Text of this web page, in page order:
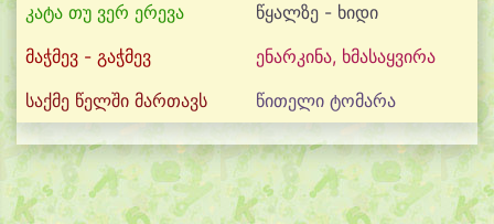
კატა თუ ვერ ერევა
წყალზე - ხიდი
მაჭმევ - გაჭმევ
ენარკინა, ხმასაყვირა
საქმე წელში მართავს
წითელი ტომარა